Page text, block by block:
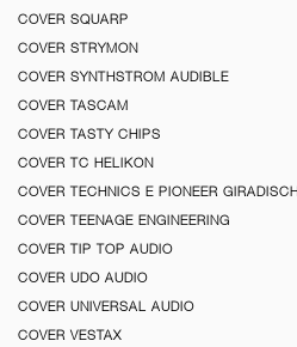
COVER SQUARP
COVER STRYMON
COVER SYNTHSTROM AUDIBLE
COVER TASCAM
COVER TASTY CHIPS
COVER TC HELIKON
COVER TECHNICS E PIONEER
COVER TEENAGE ENGINEERING
COVER TIP TOP AUDIO
COVER UDO AUDIO
COVER UNIVERSAL AUDIO
COVER VESTAX